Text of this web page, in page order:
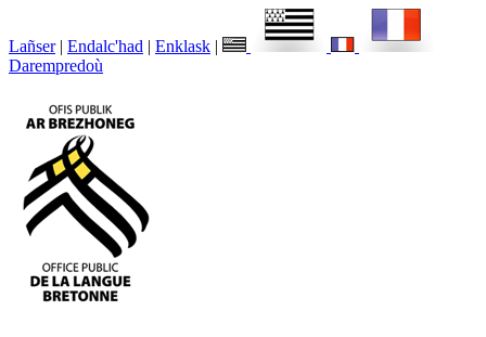
Lañser | Endalc'had | Enklask |
Darempredoù